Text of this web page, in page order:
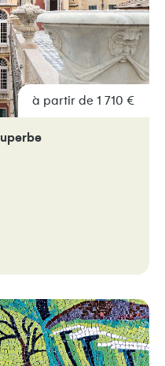
à partir de 1 710 €